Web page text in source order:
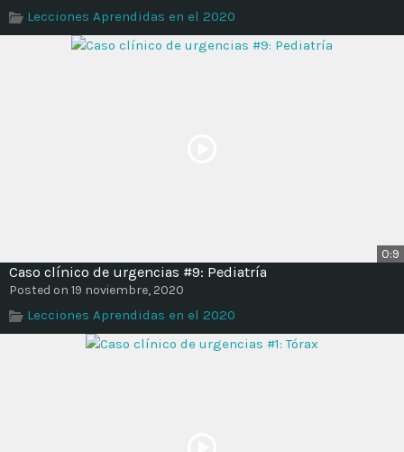
Lecciones Aprendidas en el 2020
0:9
Caso clínico de urgencias #9: Pediatría
Posted on 19 noviembre, 2020
Lecciones Aprendidas en el 2020